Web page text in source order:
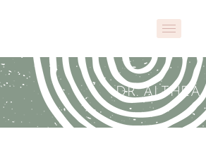
DR. ALTHEA